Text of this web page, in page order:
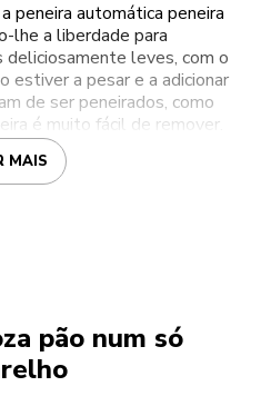
peneira automática peneira
lhe a liberdade para
deliciosamente leves, com o
estiver a pesar e a adicionar
de ser peneirados, como
é muito fácil de remover.
MAIS
pão num só